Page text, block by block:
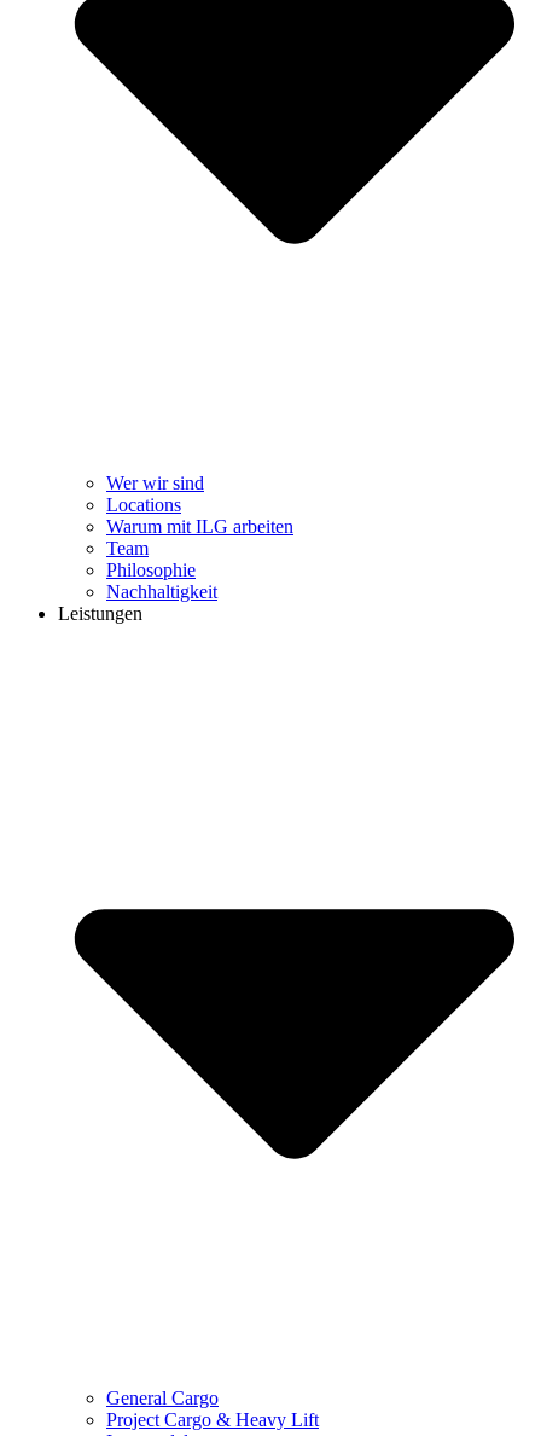
Wer wir sind
Locations
Warum mit ILG arbeiten
Team
Philosophie
Nachhaltigkeit
Leistungen
General Cargo
Project Cargo & Heavy Lift